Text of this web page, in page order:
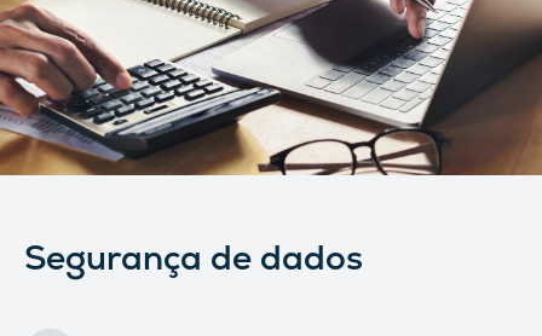
Segurança de dados